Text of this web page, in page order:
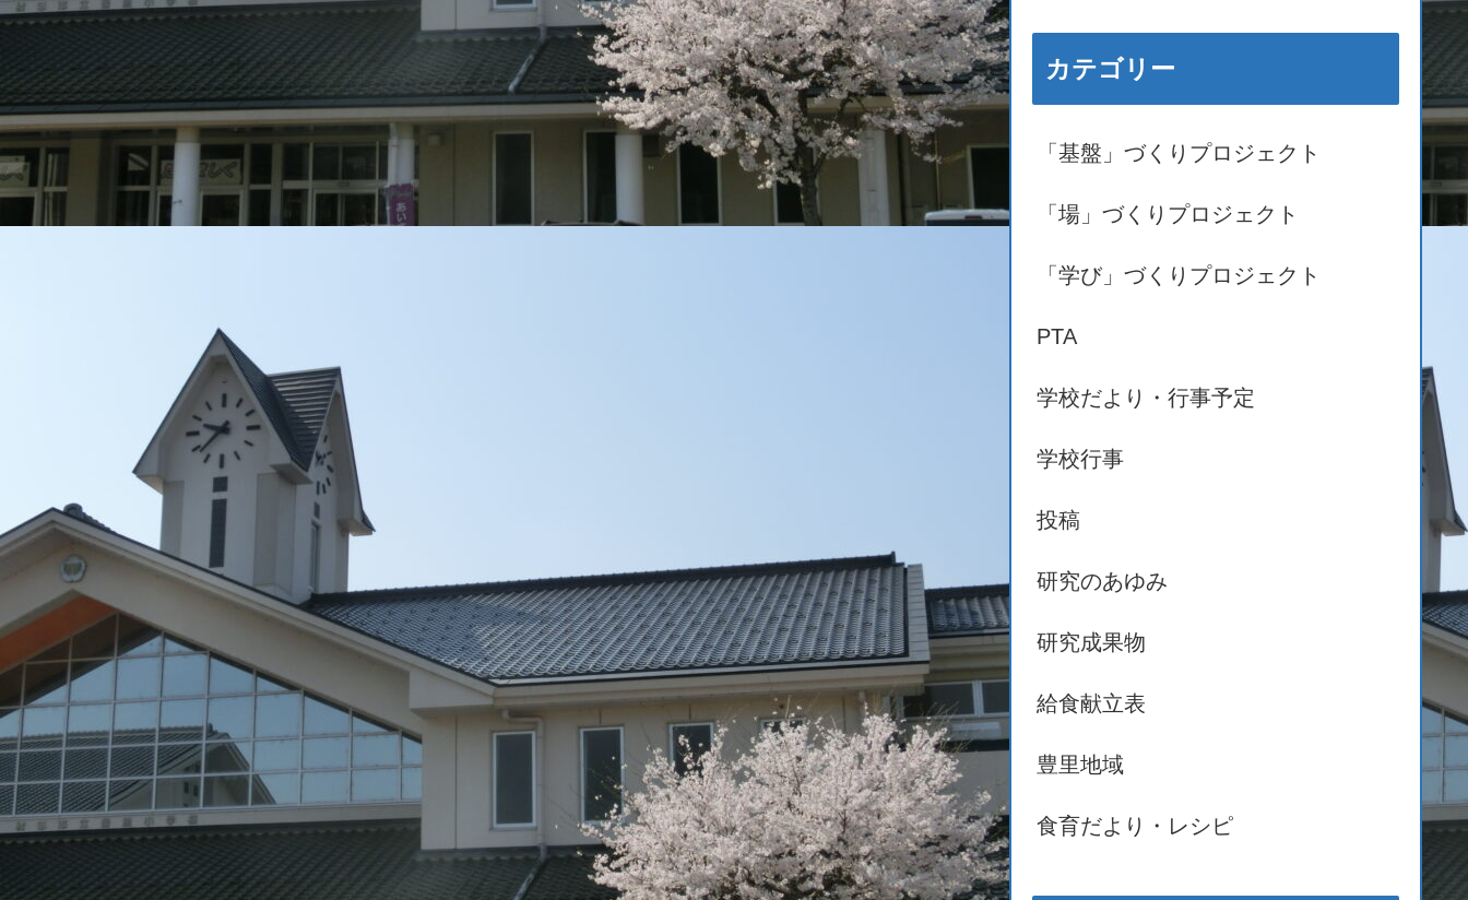
カテゴリー
「基盤」づくりプロジェクト
「場」づくりプロジェクト
「学び」づくりプロジェクト
PTA
学校だより・行事予定
学校行事
投稿
研究のあゆみ
研究成果物
給食献立表
豊里地域
食育だより・レシピ